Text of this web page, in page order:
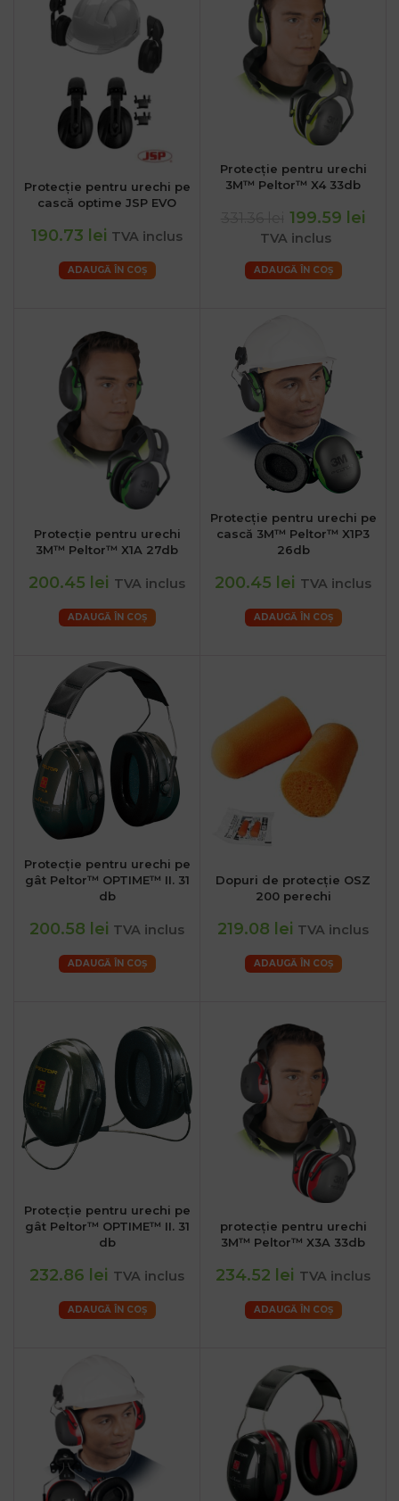
Protecție pentru urechi pe
cască optime JSP EVO
190.73 lei TVA inclus
ADAUGĂ ÎN COȘ
Protecție pentru urechi
3M™ Peltor™ X4 33db
199.59 lei
TVA inclus
ADAUGĂ ÎN COȘ
Protecție pentru urechi
3M™ Peltor™ X1A 27db
200.45 lei TVA inclus
ADAUGĂ ÎN COȘ
Protecție pentru urechi pe
cască 3M™ Peltor™ X1P3
26db
200.45 lei TVA inclus
ADAUGĂ ÎN COȘ
Protecție pentru urechi pe
gât Peltor™ OPTIME™ II. 31
db
200.58 lei TVA inclus
ADAUGĂ ÎN COȘ
Dopuri de protecție OSZ
200 perechi
219.08 lei TVA inclus
ADAUGĂ ÎN COȘ
Protecție pentru urechi pe
gât Peltor™ OPTIME™ II. 31
db
232.86 lei TVA inclus
ADAUGĂ ÎN COȘ
protecție pentru urechi
3M™ Peltor™ X3A 33db
234.52 lei TVA inclus
ADAUGĂ ÎN COȘ